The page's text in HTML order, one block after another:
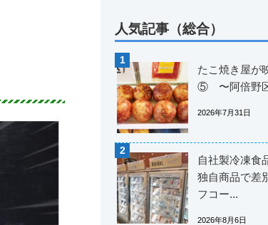
人気記事（総合）
たこ焼き屋が
⑤ 〜阿倍野
2026年7月31日
自社製冷凍食
独自商品で差
フコー...
2026年8月6日